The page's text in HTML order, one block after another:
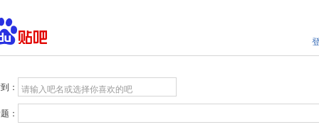
： 请输入吧名或选择你喜欢的吧
：